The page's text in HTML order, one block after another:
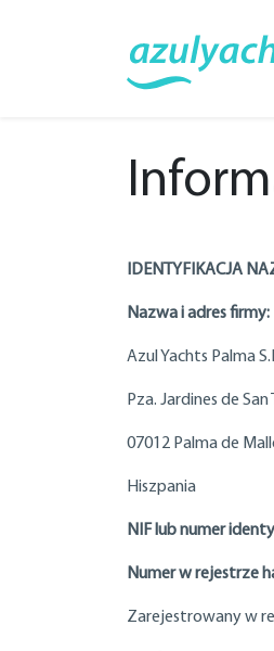
IDENTYFIKACJA
Nazwa i adres firmy:
Azul Yachts Palma
Pza. Jardines de San
07012 Palma de
Hiszpania
NIF lub numer
Numer w rejestrze
Zarejestrowany w